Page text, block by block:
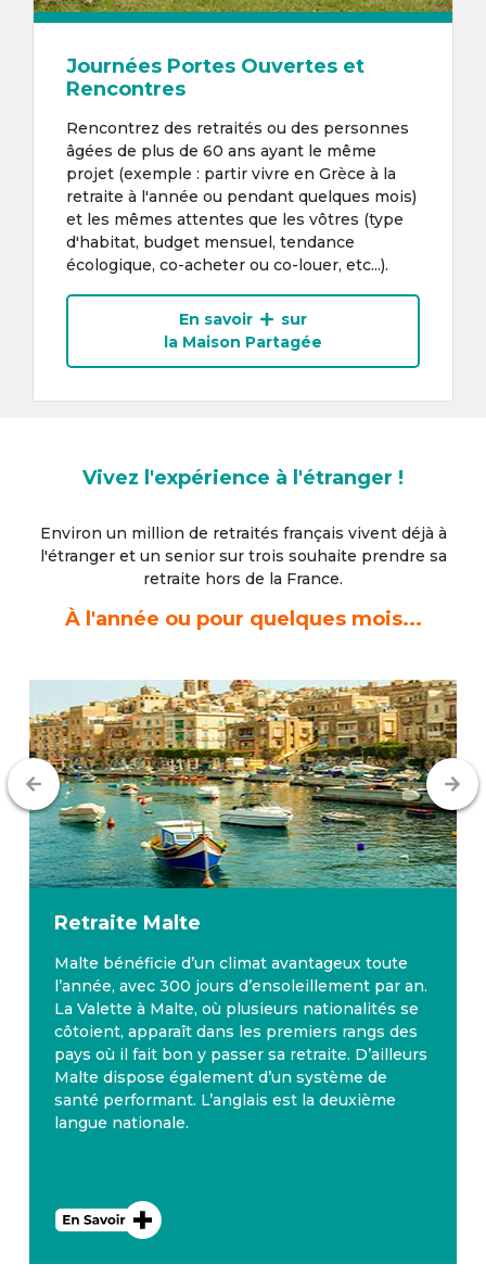
Journées Portes Ouvertes et
Rencontres
Rencontrez des retraités ou des personnes
âgées de plus de 60 ans ayant le même
projet (exemple : partir vivre en Grèce à la
retraite à l'année ou pendant quelques mois)
et les mêmes attentes que les vôtres (type
d'habitat, budget mensuel, tendance
écologique, co-acheter ou co-louer, etc...).
En savoir
sur
la Maison Partagée
Vivez l'expérience à l'étranger !
Environ un million de retraités français vivent déjà à
l'étrangeret un senior sur trois souhaite prendre sa
retraite hors de la France.
À l'année ou pour quelques mois...
Retraite Malte
Malte bénéficie d’un climat avantageux toute
l’année, avec 300 jours d’ensoleillement par an.
La Valette à Malte, où plusieurs nationalités se
côtoient, apparaît dans les premiers rangs des
pays où il fait bon y passer sa retraite. D’ailleurs
Malte dispose également d’un système de
santé performant. L’anglais est la deuxième
langue nationale.